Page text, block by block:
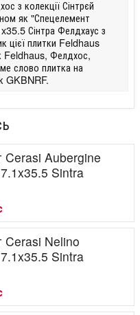
з колекції Сінтрєй
як "Спецелемент
Сінтра Фелдхаус з
цієї плитки Feldhaus
Feldhaus, Фелдхос,
слово плитка на
GKBNRF.
Cerasi Aubergine
Sintra
Cerasi Nelino
Sintra